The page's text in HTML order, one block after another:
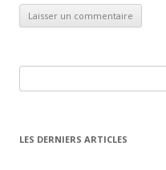
LES DERNIERS ARTICLES